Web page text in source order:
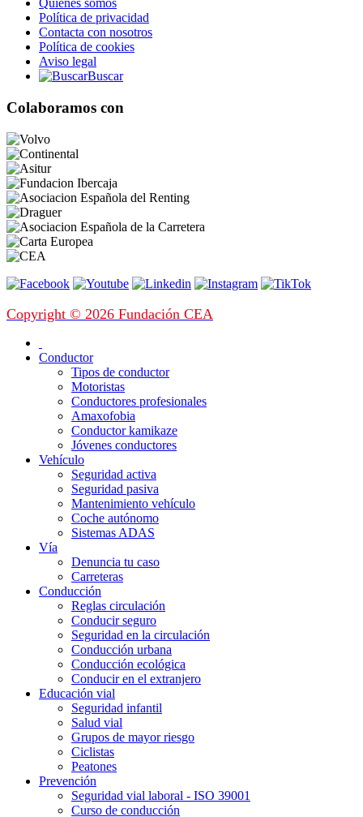
Quiénes somos
Política de privacidad
Contacta con nosotros
Política de cookies
Aviso legal
Buscar
Colaboramos con
Copyright © 2026 Fundación CEA
Conductor
Tipos de conductor
Motoristas
Conductores profesionales
Amaxofobia
Conductor kamikaze
Jóvenes conductores
Vehículo
Seguridad activa
Seguridad pasiva
Mantenimiento vehículo
Coche autónomo
Sistemas ADAS
Vía
Denuncia tu caso
Carreteras
Conducción
Reglas circulación
Conducir seguro
Seguridad en la circulación
Conducción urbana
Conducción ecológica
Conducir en el extranjero
Educación vial
Seguridad infantil
Salud vial
Grupos de mayor riesgo
Ciclistas
Peatones
Prevención
Seguridad vial laboral - ISO 39001
Curso de conducción